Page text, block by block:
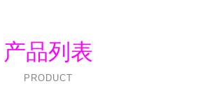
产品列表
PRODUCT